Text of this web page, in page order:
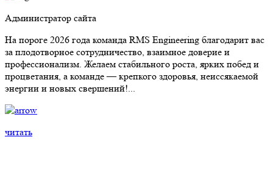
Администратор сайта
На пороге 2026 года команда RMS Engineering благодарит вас
за плодотворное сотрудничество, взаимное доверие и
профессионализм. Желаем стабильного роста, ярких побед и
процветания, а команде — крепкого здоровья, неиссякаемой
энергии и новых свершений!...
читать